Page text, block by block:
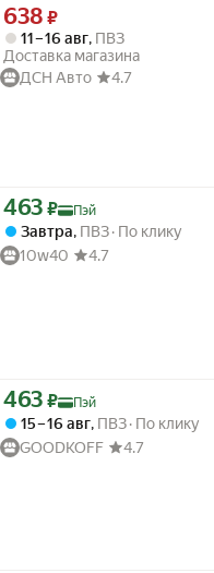
Цена 638 ₽ вместо
638 ₽
11 – 16 авг, ПВЗ
Доставка магазина
ДСН Авто
4.7
Цена с картой Яндекс Пэй 463 ₽
463 ₽ Пэй
Завтра, ПВЗ По клику
10w40
4.7
Цена с картой Яндекс Пэй 463 ₽
463 ₽ Пэй
15 – 16 авг, ПВЗ По клику
GOODKOFF
4.7